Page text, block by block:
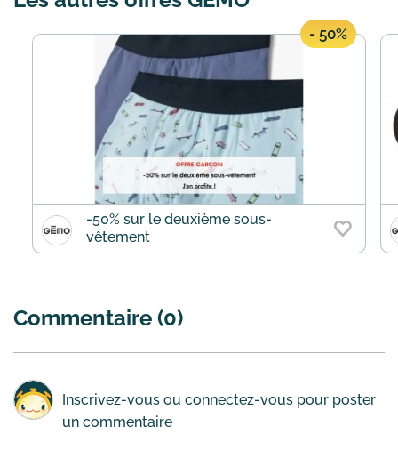
- 50%
-50% sur le deuxième sous-
vêtement
Commentaire (0)
Inscrivez-vous ou connectez-vous pour poster
un commentaire